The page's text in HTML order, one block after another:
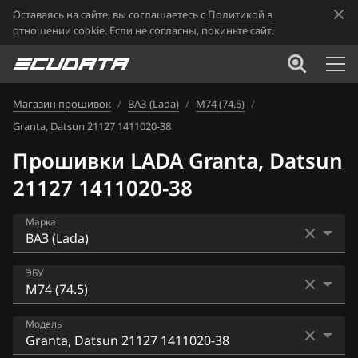
Оставаясь на сайте, вы соглашаетесь с Политикой в
отношении cookie. Если не согласны, покиньте сайт.
Магазин прошивок / ВАЗ (Lada) / М74 (74.5) /
Granta, Datsun 21127 1411020-38
Прошивки LADA Granta, Datsun
21127 1411020-38
Марка
Acura
Alfa Romeo
ATLAS
ЭБУ
Bosch ME17.9.7
Bosch ME17.9.71
Модель